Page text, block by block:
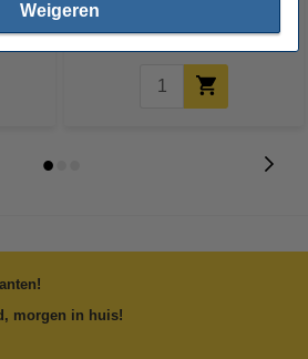
Weigeren
morgen in huis!